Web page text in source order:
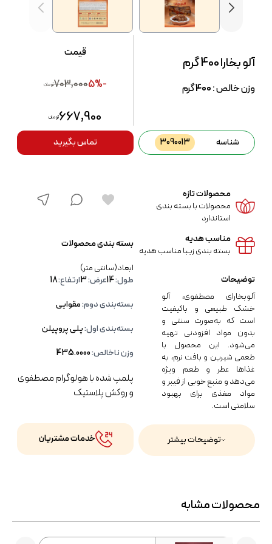
آلو بخارا 400 گرم
وزن خالص :400گرم
توضیحات
آلوبخارای مصطفوی، آلو
خشک طبیعی و باکیفیت
است که به‌صورت سنتی و
بدون مواد افزودنی تهیه
می‌شود. این محصول با
طعمی شیرین و بافت نرم، به
غذاها عطر و طعم ویژه
می‌دهد و منبع خوبی از فیبر و
مواد مغذی برای بهبود
سلامتی است.
بسته بندی محصولات
ابعاد(سانتی متر)
طول:14عرض:3ارتفاع:18
بسته‌بندی دوم:مقوایی
بسته‌بندی اول:پلی پروپیلن
وزن ناخالص:435.0000
پلمپ شده با هولوگرام مصطفوی
و روکش پلاستیک
محصولات تازه
محصولات با بسته بندی
استاندارد
مناسب هدیه
بسته بندی زیبا مناسب هدیه
خدمات مشتریان
قیمت
-5%
703,000تومان
667,900تومان
تماس بگیرید شناسه 3090013
توضیحات بیشتر
محصولات مشابه